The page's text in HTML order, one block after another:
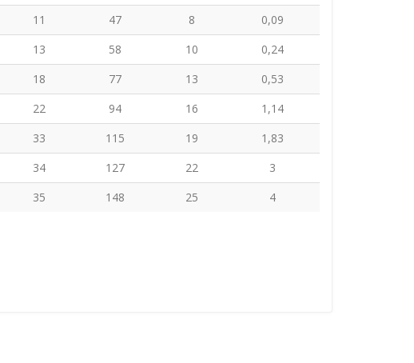
11 47 8
0,09
13 58 10
0,24
18 77 13
0,53
22 94 16
1,14
33 115 19
1,83
34 127 22
3
35 148 25 4